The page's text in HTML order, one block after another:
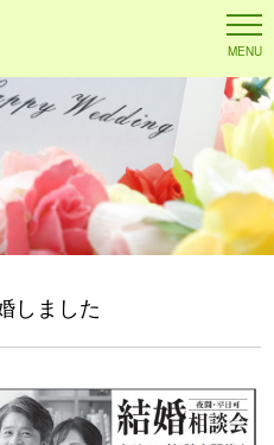
MENU
しました